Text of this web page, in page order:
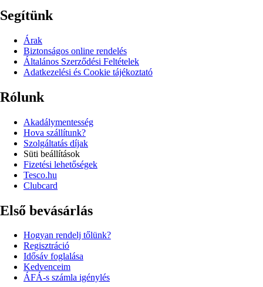
Segítünk
Árak
Biztonságos online rendelés
Általános Szerződési Feltételek
Adatkezelési és Cookie tájékoztató
Rólunk
Akadálymentesség
Hova szállítunk?
Szolgáltatás díjak
Süti beállítások
Fizetési lehetőségek
Tesco.hu
Clubcard
Első bevásárlás
Hogyan rendelj tőlünk?
Regisztráció
Idősáv foglalása
Kedvenceim
ÁFÁ-s számla igénylés